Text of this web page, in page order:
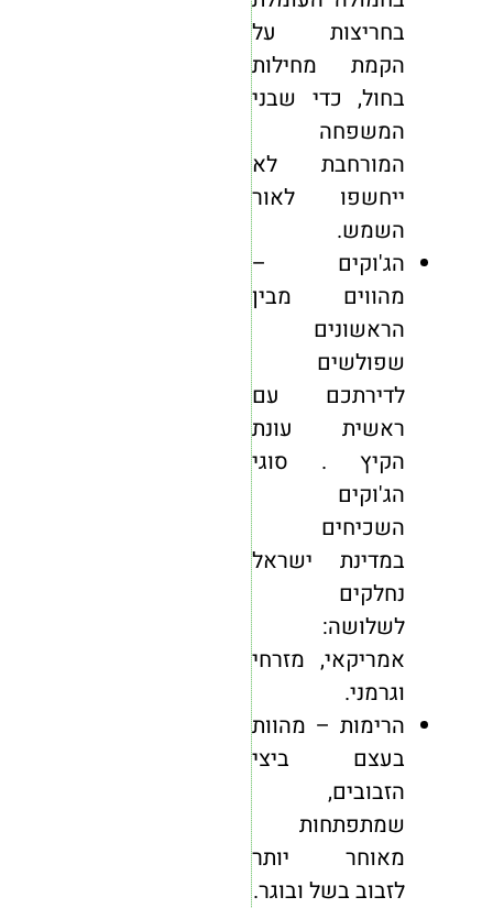
בחריצות על
הקמת מחילות
בחול, כדי שבני
המשפחה
המורחבת לא
ייחשפו לאור
השמש.
הג'וקים –
מהווים מבין
הראשונים
שפולשים
לדירתכם עם
ראשית עונת
הקיץ . סוגי
הג'וקים
השכיחים
במדינת ישראל
נחלקים
לשלושה:
אמריקאי, מזרחי
וגרמני.
הרימות – מהוות
בעצם ביצי
הזבובים,
שמתפתחות
מאוחר יותר
לזבוב בשל ובוגר.